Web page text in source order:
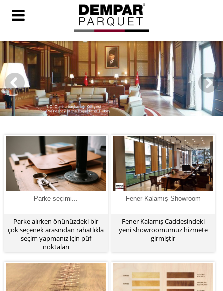
Parke seçimi...
Parke alırken önünüzdeki bir
çok seçenek arasından rahatlıkla
seçim yapmanız için püf
noktaları
Fener-Kalamış Showroom
Fener Kalamış Caddesindeki
yeni showroomumuz hizmete
girmiştir